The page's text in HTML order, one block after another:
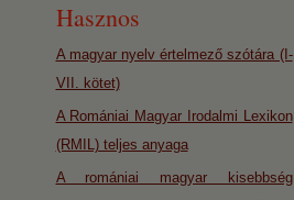
Hasznos
A magyar nyelv értelmező szótára (I-
VII. kötet)
A Romániai Magyar Irodalmi Lexikon
(RMIL) teljes anyaga
A romániai magyar kisebbség